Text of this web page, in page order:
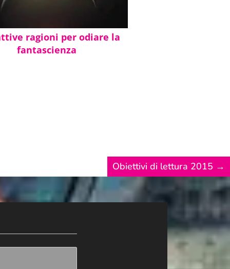
ragioni per odiare la
fantascienza
Obiettivi di lettura 2015 →